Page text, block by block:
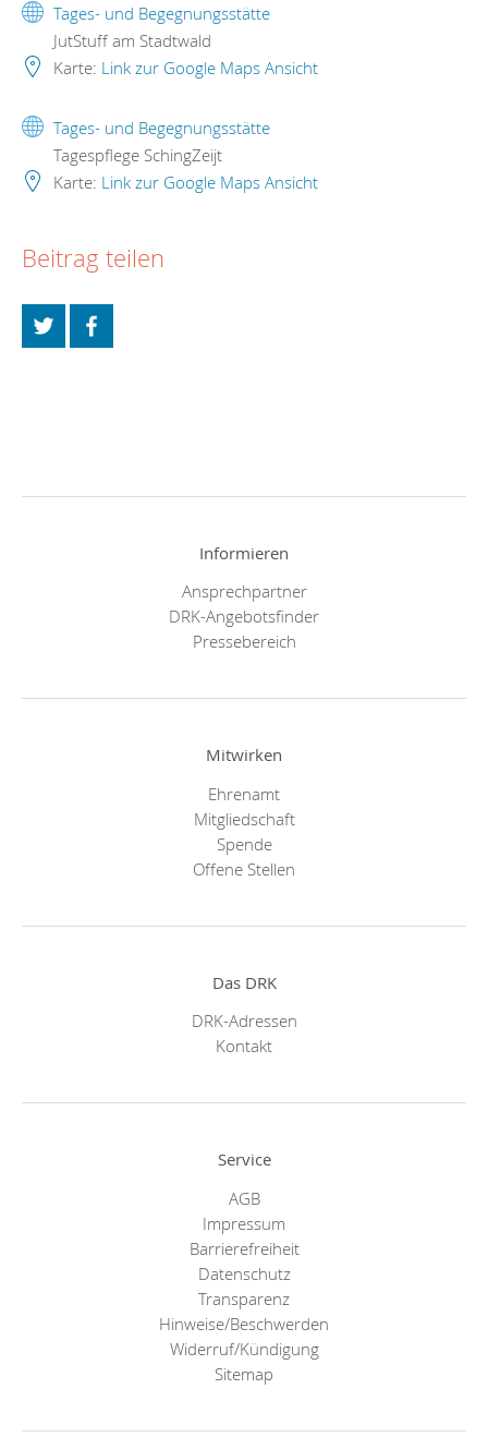
Tages- und Begegnungsstätte
JutStuff am Stadtwald
Karte: Link zur Google Maps Ansicht
Tages- und Begegnungsstätte
Tagespflege SchingZeijt
Karte: Link zur Google Maps Ansicht
Beitrag teilen
Informieren
Ansprechpartner
DRK-Angebotsfinder
Pressebereich
Mitwirken
Ehrenamt
Mitgliedschaft
Spende
Offene Stellen
Das DRK
DRK-Adressen
Kontakt
Service
AGB
Impressum
Barrierefreiheit
Datenschutz
Transparenz
Hinweise/Beschwerden
Widerruf/Kündigung
Sitemap